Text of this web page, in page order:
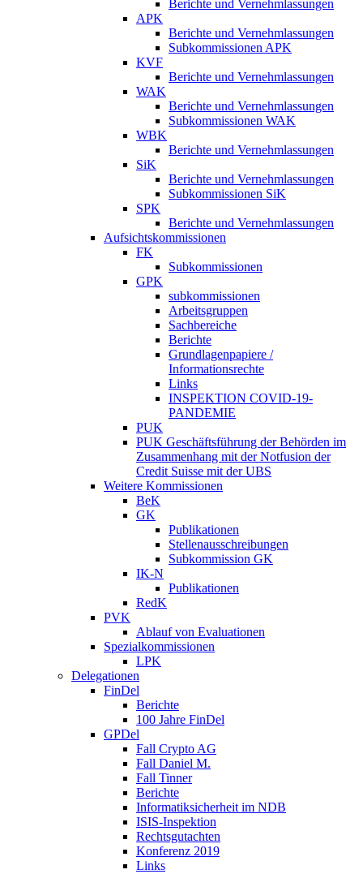
Berichte und Vernehmlassungen
APK
Berichte und Vernehmlassungen
Subkommissionen APK
KVF
Berichte und Vernehmlassungen
WAK
Berichte und Vernehmlassungen
Subkommissionen WAK
WBK
Berichte und Vernehmlassungen
SiK
Berichte und Vernehmlassungen
Subkommissionen SiK
SPK
Berichte und Vernehmlassungen
Aufsichtskommissionen
FK
Subkommissionen
GPK
subkommissionen
Arbeitsgruppen
Sachbereiche
Berichte
Grundlagenpapiere /
Informationsrechte
Links
INSPEKTION COVID-19-
PANDEMIE
PUK
PUK Geschäftsführung der Behörden im
Zusammenhang mit der Notfusion der
Credit Suisse mit der UBS
Weitere Kommissionen
BeK
GK
Publikationen
Stellenausschreibungen
Subkommission GK
IK-N
Publikationen
RedK
PVK
Ablauf von Evaluationen
Spezialkommissionen
LPK
Delegationen
FinDel
Berichte
100 Jahre FinDel
GPDel
Fall Crypto AG
Fall Daniel M.
Fall Tinner
Berichte
Informatiksicherheit ­im NDB
ISIS-Inspektion
Rechtsgutachten
Konferenz 2019
Links